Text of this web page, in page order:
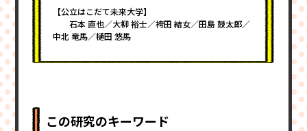
【公立はこだて未来大学】
石本 直也／大柳 裕士／袴田 結女／田島 鼓太郎／
中北 竜馬／樋田 悠馬
この研究のキーワード